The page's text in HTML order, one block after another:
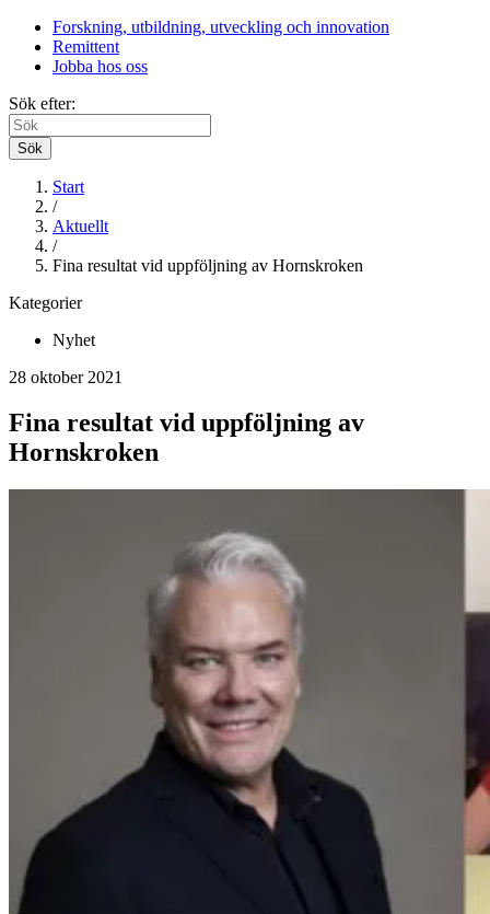
Forskning, utbildning, utveckling och innovation
Remittent
Jobba hos oss
Sök efter:
Sök
Start
/
Aktuellt
/
Fina resultat vid uppföljning av Hornskroken
Kategorier
Nyhet
28 oktober 2021
Fina resultat vid uppföljning av
Hornskroken